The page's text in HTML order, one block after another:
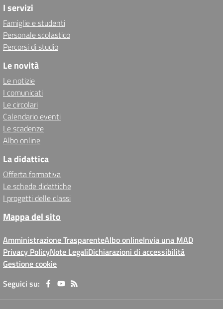
I servizi
Famiglie e studenti
Personale scolastico
Percorsi di studio
Le novità
Le notizie
I comunicati
Le circolari
Calendario eventi
Le scadenze
Albo online
La didattica
Offerta formativa
Le schede didattiche
I progetti delle classi
Mappa del sito
Amministrazione TrasparenteAlbo onlineInvia una MAD
Privacy PolicyNote LegaliDichiarazioni di accessibilità
Gestione cookie
Seguici su: